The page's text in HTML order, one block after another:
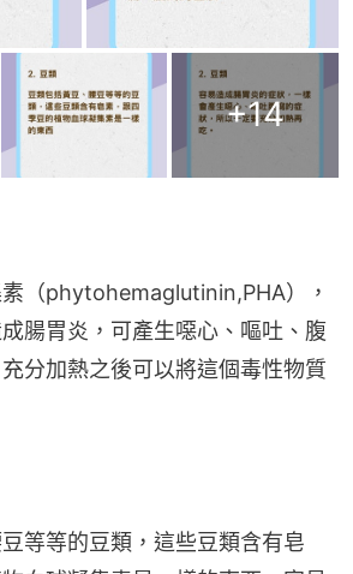
+14
（phytohemaglutinin,PHA），
腸胃炎，可產生噁心、嘔吐、腹
分加熱之後可以將這個毒性物質
等等的豆類，這些豆類含有皂